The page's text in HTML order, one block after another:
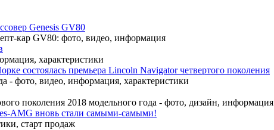
Genesis GV80
кар GV80: фото, видео, информация
характеристики
состоялась премьера Lincoln Navigator четвертого поколения
- фото, видео, информация, характеристики
поколения 2018 модельного года - фото, дизайн, информация
AMG вновь стали самыми-самыми!
старт продаж